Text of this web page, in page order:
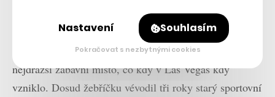
Odhadovaná cena, už tak závratných 1,2 miliardy
dolarů (27,9 miliardy korun), kvůli tomu narostla až na
2,3 miliardy dolarů (53,5 miliard korun). Teď je Sphere
nejdražší zábavní místo, co kdy v Las Vegas kdy
vzniklo. Dosud žebříčku vévodil tři roky starý sportovní
Nastavení Souhlasím
Pokračovat s nezbytnými cookies